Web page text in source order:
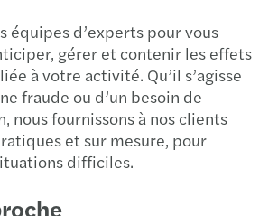
équipes d’experts pour vous
gérer et contenir les effets
à votre activité. Qu’il s’agisse
fraude ou d’un besoin de
nous fournissons à nos clients
et sur mesure, pour
difficiles.